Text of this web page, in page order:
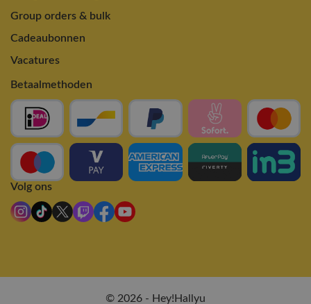
Group orders & bulk
Cadeaubonnen
Vacatures
Betaalmethoden
Volg ons
© 2026 - Hey!Hallyu